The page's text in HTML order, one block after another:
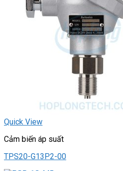
Quick View
Cảm biến áp suất
TPS20-G13P2-00